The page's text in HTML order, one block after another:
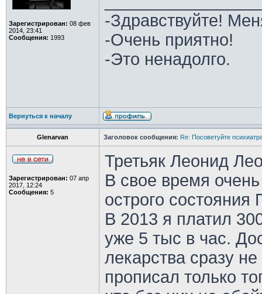
Зарегистрирован: 08 фев
2014, 23:41
Сообщения: 1993
-Здравствуйте!
-Очень приятно!
-Это ненадолго.
Вернуться к началу
Glenarvan Заголовок сообщения: Re: Посоветуйте
Зарегистрирован: 07 апр
2017, 12:24
Сообщения: 5
Третьяк Леонид
В свое время
острого
В 2013 я платил
уже 5 тыс в час.
лекарства сразу
прописал только